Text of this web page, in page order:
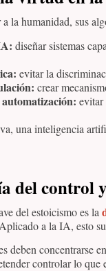
la humanidad, sus
diseñar sistemas
evitar la
crear
evitar
una inteligencia
del control
del estoicismo es la
a la IA, esto
deben concentrarse
controlar lo que